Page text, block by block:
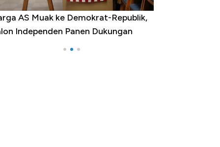
Tak Perlu Bom Nuklir, Iran Punya Senjata
yang Bikin Dunia Ketar-Ketir